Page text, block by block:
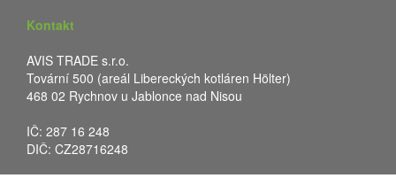
Kontakt
AVIS TRADE s.r.o.
Tovární 500 (areál Libereckých kotláren Hölter)
468 02 Rychnov u Jablonce nad Nisou
IČ: 287 16 248
DIČ: CZ28716248